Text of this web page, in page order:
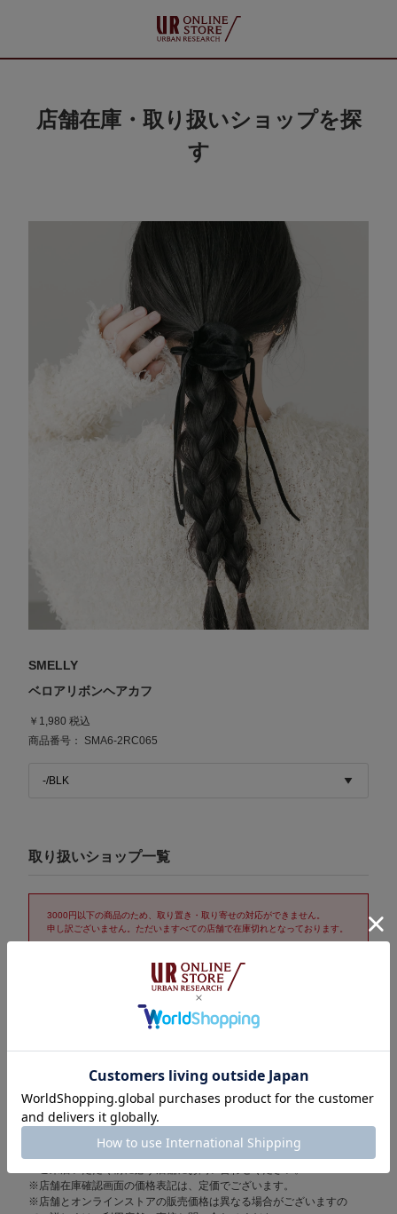
店舗在庫・取り扱いショップを探
す
SMELLY
ベロアリボンヘアカフ
￥1,980 税込
商品番号： SMA6-2RC065
取り扱いショップ一覧
3000円以下の商品のため、取り置き・取り寄せの対応ができません。
申し訳ございません。ただいますべての店舗で在庫切れとなっております。
取り置き/取り寄せサービス「トリおけーる」について
売り切れの場合もございますので、詳しくはご利用店舗に直接お問
また、在庫数として計上されている場合でも他のお客様の取り置き
分となっているケースもございますことをご了承ください。
※セール期間中は在庫変動が激しいため在庫有りの場合でも売り切れ
※店舗在庫確認画面の価格表記は、定価でございます。
※店舗とオンラインストアの販売価格は異なる場合がございますの